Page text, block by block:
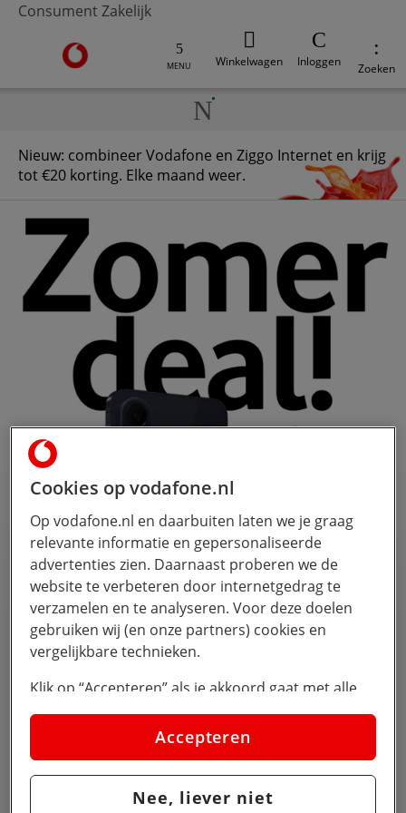
Consument Zakelijk
Ga naar de Vodafone homepage
MENU Winkelwagen Inloggen Zoeken
Nieuw: combineer Vodafone en Ziggo Internet en krijg
tot €20 korting. Elke maand weer.
De Samsung Galaxy A57
Nú scherp geprijsd met 30GB en
Bestel het hier
Cookies op vodafone.nl
Op vodafone.nl en daarbuiten laten we je graag
relevante informatie en gepersonaliseerde
advertenties zien. Daarnaast proberen we de
website te verbeteren door internetgedrag te
verzamelen en te analyseren. Voor deze doelen
gebruiken wij (en onze partners) cookies en
vergelijkbare technieken.
Klik op “Accepteren” als je akkoord gaat met alle
cookies. Kies je voor “Nee, liever niet”, dan
plaatsen we alleen strikt noodzakelijke cookies om
de website goed te laten werken. Dat betekent dat
we geen vormen van personalisatie toepassen.
Accepteren
Nee, liever niet